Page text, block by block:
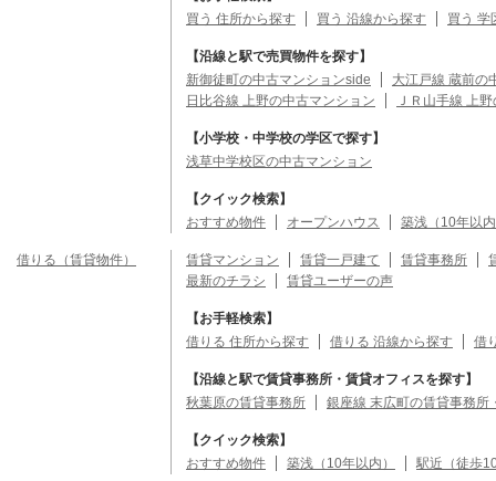
買う 住所から探す
買う 沿線から探す 買う 学
【沿線と駅で売買物件を探す】
新御徒町の中古マンションside
大江戸線 蔵前の
日比谷線 上野の中古マンション
ＪＲ山手線 上
【小学校・中学校の学区で探す】
浅草中学校区の中古マンション
【クイック検索】
おすすめ物件
オープンハウス 築浅（10年以
借りる（賃貸物件） 賃貸マンション 賃貸一戸建て 賃貸事務所
最新のチラシ
賃貸ユーザーの声
【お手軽検索】
借りる 住所から探す
借りる 沿線から探す 借
【沿線と駅で賃貸事務所・賃貸オフィスを探す】
秋葉原の賃貸事務所
銀座線 末広町の賃貸事務所
【クイック検索】
おすすめ物件
築浅（10年以内） 駅近（徒歩